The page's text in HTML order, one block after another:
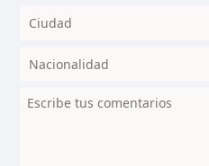
u
t
y